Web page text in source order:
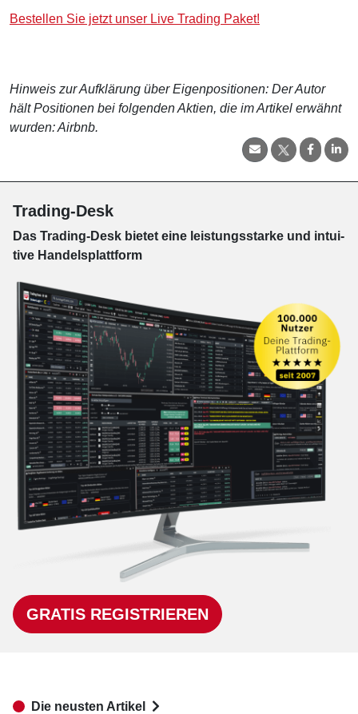
Bestellen Sie jetzt unser Live Trading Paket!
Hinweis zur Aufklärung über Eigenpositionen: Der Autor
hält Positionen bei folgenden Aktien, die im Artikel erwähnt
wurden: Airbnb.
Trading-Desk
Das Trading-Desk bie­tet eine leis­tungs­star­ke und in­tui­
tive Han­dels­platt­form
GRATIS REGISTRIEREN
Die neusten Artikel